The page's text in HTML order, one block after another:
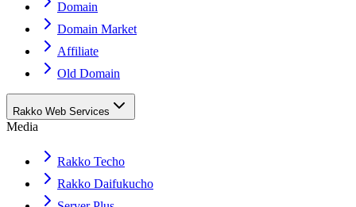
Domain
Domain Market
Affiliate
Old Domain
Rakko Web Services
Media
Rakko Techo
Rakko Daifukucho